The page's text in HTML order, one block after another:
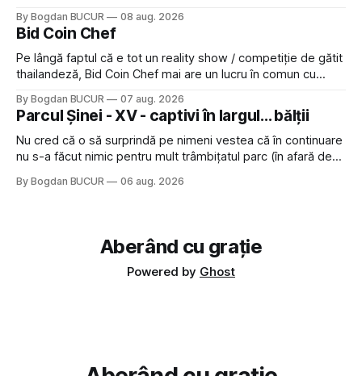
feedback-ului și eram în toate bune, de data asta am dat
click să le las un rating. Un 5
By Bogdan BUCUR 08 aug. 2026
Bid Coin Chef
Pe lângă faptul că e tot un reality show / competiție de gătit
thailandeză, Bid Coin Chef mai are un lucru în comun cu
lăsat rece la prima vedere, după care m-a făcut să mă
îndrăgostesc de el. Nu mi-a plăcut faptul
By Bogdan BUCUR 07 aug. 2026
Parcul Șinei - XV - captivi în largul... bălții
Nu cred că o să surprindă pe nimeni vestea că în continuare
nu s-a făcut nimic pentru mult trâmbițatul parc (în afară de
timp pui și latră prin gard la lumea care trece prin zonă). Am
By Bogdan BUCUR 06 aug. 2026
Aberând cu grație
Powered by Ghost